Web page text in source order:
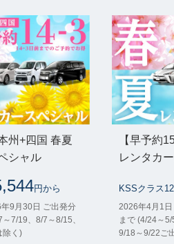
州+四国 春夏
シャル
円から
9月30日 ご出発分
7/19、8/7～8/15、
除く)
【早予約
レンタカ
KSSクラス
2026年4月1
まで (4/24～
9/18～9/22ご